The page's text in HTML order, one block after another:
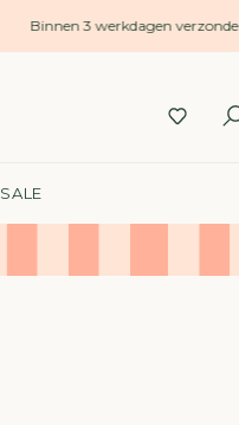
Binnen 3 werkdagen verzonden
SALE